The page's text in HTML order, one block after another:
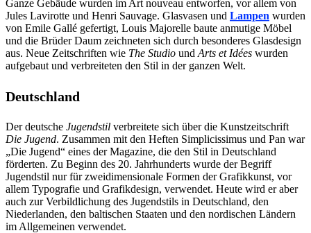
Ganze Gebäude wurden im Art nouveau entworfen, vor allem von
Jules Lavirotte und Henri Sauvage. Glasvasen und Lampen wurden
von Emile Gallé gefertigt, Louis Majorelle baute anmutige Möbel
und die Brüder Daum zeichneten sich durch besonderes Glasdesign
aus. Neue Zeitschriften wie The Studio und Arts et Idées wurden
aufgebaut und verbreiteten den Stil in der ganzen Welt.
Deutschland
Der deutsche Jugendstil verbreitete sich über die Kunstzeitschrift
Die Jugend. Zusammen mit den Heften Simplicissimus und Pan war
„Die Jugend“ eines der Magazine, die den Stil in Deutschland
förderten. Zu Beginn des 20. Jahrhunderts wurde der Begriff
Jugendstil nur für zweidimensionale Formen der Grafikkunst, vor
allem Typografie und Grafikdesign, verwendet. Heute wird er aber
auch zur Verbildlichung des Jugendstils in Deutschland, den
Niederlanden, den baltischen Staaten und den nordischen Ländern
im Allgemeinen verwendet.